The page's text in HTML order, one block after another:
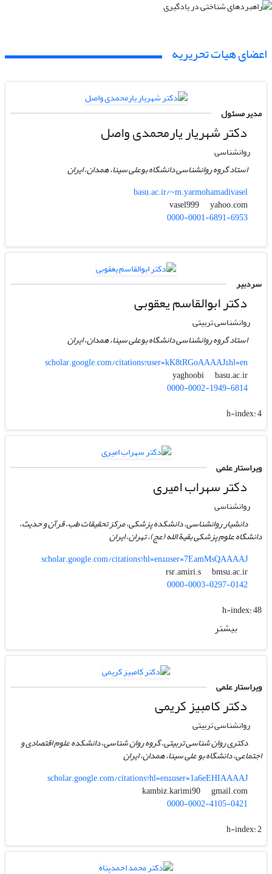
اعضای هیات تحریریه
مدیر مسئول
دکتر شهریار یارمحمدی واصل
روانشناسی
استاد گروه روانشناسی دانشگاه بوعلی سینا، همدان، ایران
basu.ac.ir/~m.yarmohamadivasel
vasel999
yahoo.com
0000-0001-6891-6953
سردبیر
دکتر ابوالقاسم یعقوبی
روانشناسی تربیتی
استاد گروه روانشناسی دانشگاه بوعلی سینا، همدان، ایران
scholar.google.com/citations?user=kK8tRGoAAAAJ&hl=en
yaghoobi
basu.ac.ir
0000-0002-1949-6814
h-index:4
ویراستار علمی
دکتر سهراب امیری
روانشناسی
دانشیار روانشناسی، دانشکده پزشکی، مرکز تحقیقات طب، قرآن و حدیث،
دانشگاه علوم پزشکی بقیة الله (عج)، تهران، ایران
scholar.google.com/citations?hl=en&user=7EamMsQAAAAJ
rsr.amiri.s
bmsu.ac.ir
0000-0003-0297-0142
h-index:48
بیشتر
ویراستار علمی
دکتر کامبیز کریمی
روانشناسی تربیتی
دکتری روان شناسی تربیتی، گروه روان شناسی، دانشکده علوم اقتصادی و
اجتماعی، دانشگاه بو علی سینا، همدان، ایران
scholar.google.com/citations?hl=en&user=1a6eEHIAAAAJ
kambiz.karimi90
gmail.com
0000-0002-4105-0421
h-index:2